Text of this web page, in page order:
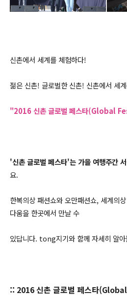
신촌에서 세계를 체험하다!
젊은 신촌! 글로벌한 신촌! 신촌에서 세
"2016 신촌 글로벌 페스타(Global
'신촌 글로벌 페스타'는 가을 여행주간
요.
한복의상 패션쇼와 오만패션쇼, 세계의
다움을 한곳에서 만날 수
있답니다. tong지기와 함께 자세히 알
:: 2016 신촌 글로벌 페스타